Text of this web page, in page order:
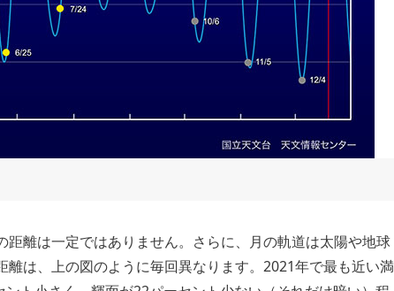
離は一定ではありません。さらに、月の軌道は太陽や地球
は、上の図のように毎回異なります。2021年で最も近い満